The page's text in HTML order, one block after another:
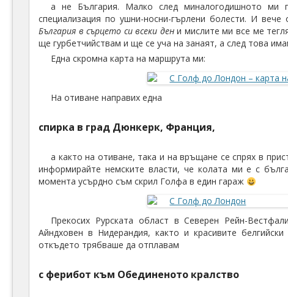
а не България. Малко след миналогодишното ми
специализация по ушни-носни-гърлени болести. И
България в сърцето си всеки дени мислите ми все ме
ще гурбетчийствам и ще се уча на занаят, а след това
Една скромна карта на маршрута ми:
На отиване направих една
спирка в град Дюнкерк, Франция,
а както на отиване, така и на връщане се спрях в
информирайте немските власти, че колата ми е с
момента усърдно съм скрил Голфа в един гараж
Прекосих Рурската област в Северен Рейн-
Айндховен в Нидерандия, както и красивите
откъдето трябваше да отплавам
с ферибот към Обединеното кралство